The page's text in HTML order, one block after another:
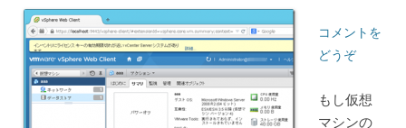
コメントを
どうぞ
もし仮想
マシンの